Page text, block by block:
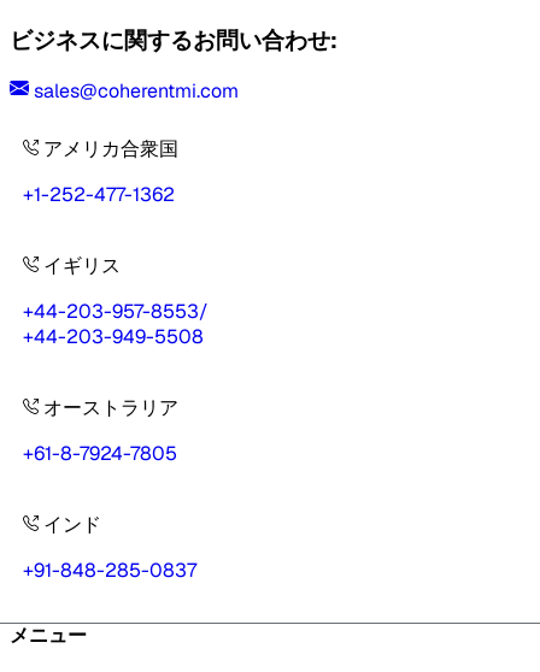
ビジネスに関するお問い合わせ:
sales@coherentmi.com
アメリカ合衆国
+1-252-477-1362
イギリス
+44-203-957-8553/
+44-203-949-5508
オーストラリア
+61-8-7924-7805
インド
+91-848-285-0837
メニュー